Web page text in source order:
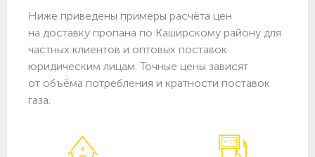
Ниже приведены примеры расчёта цен
на доставку пропана по Каширскому району для
частных клиентов и оптовых поставок
юридическим лицам. Точные цены зависят
от объёма потребления и кратности поставок
газа.